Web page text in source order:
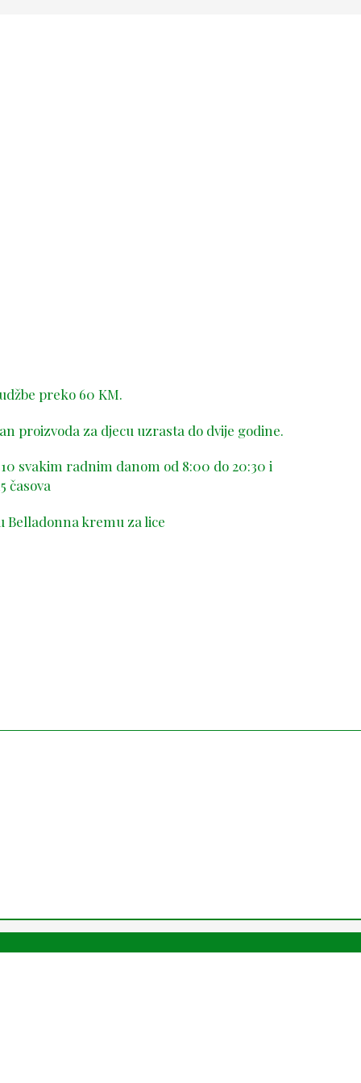
preko 60 KM.
proizvoda za djecu uzrasta do dvije godine.
svakim radnim danom od 8:00 do 20:30 i
časova
Belladonna kremu za lice